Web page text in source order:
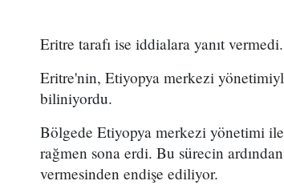
Eritre tarafı ise iddialara yanıt vermedi.
Eritre'nin, Etiyopya merkezi
biliniyordu.
Bölgede Etiyopya merkezi yönetimi
rağmen sona erdi. Bu sürecin
vermesinden endişe ediliyor.